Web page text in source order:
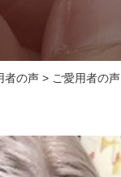
者の声 > ご愛用者の声